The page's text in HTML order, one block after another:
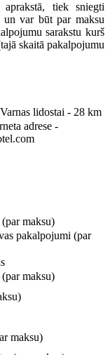
tiek sniegti
un var būt par maksu
sarakstu kurš
skaitā pakalpojumu
lidostai - 28 km
adrese -
maksu)
pakalpojumi (par
maksu)
maksu)